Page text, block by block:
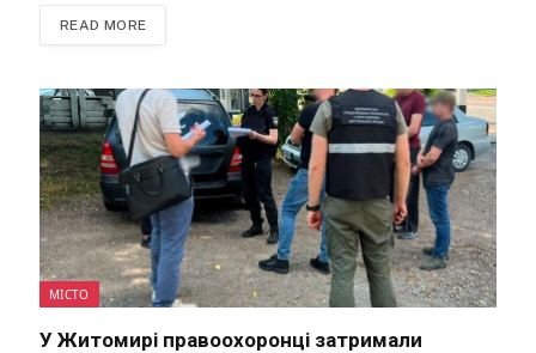
READ MORE
МІСТО
У Житомирі правоохоронці затримали